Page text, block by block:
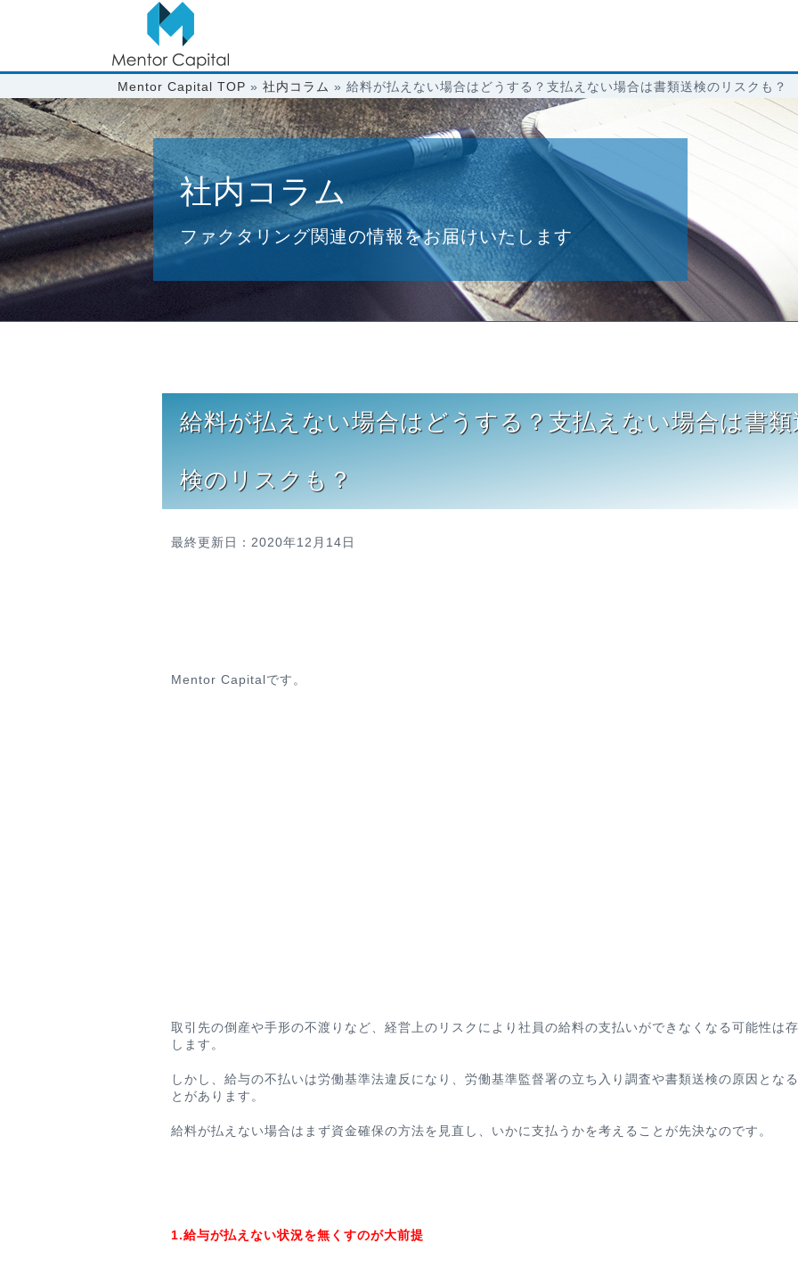
Mentor Capital TOP » 社内コラム » 給料が払えない場合はどうする？支払えない場合は書類送検のリスクも？
社内コラム
ファクタリング関連の情報をお届けいたします
給料が払えない場合はどうする？支払えない場合は書類
検のリスクも？
最終更新日：2020年12月14日
Mentor Capitalです。
取引先の倒産や手形の不渡りなど、経営上のリスクにより社員の給料の支払いができなくなる可能性は
します。
しかし、 給与の不払いは労働基準法違反になり、労働基準監督署の立ち入り調査や書類送検の原因となる
とがあります。
給料が払えない場合はまず資金確保の方法を見直し、いかに支払うかを考えることが先決なのです。
1.給与が払えない状況を無くすのが大前提